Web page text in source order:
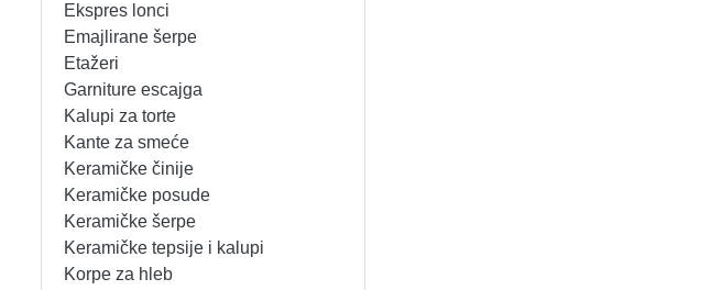
MIKSERI
MULTI STAJLERI
NUTRI PRACTIC
OSTALO ELEC
PANELNE GREJALICE
NOŽEVI
OSTALO
POJEDINAČNI ESCAJG
POSLUŽAVNICI
RENDE
Ekspres lonci
Emajlirane šerpe
Etažeri
Garniture escajga
Kalupi za torte
Kante za smeće
Keramičke činije
Keramičke posude
Keramičke šerpe
Keramičke tepsije i kalupi
Korpe za hleb